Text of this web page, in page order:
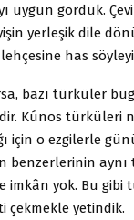
uygun gördük.
yerleşik dile
lehçesine has
bazı türküler
Kúnos türküleri
için o ezgilerle
benzerlerinin
imkân yok. Bu
çekmekle yetindik.